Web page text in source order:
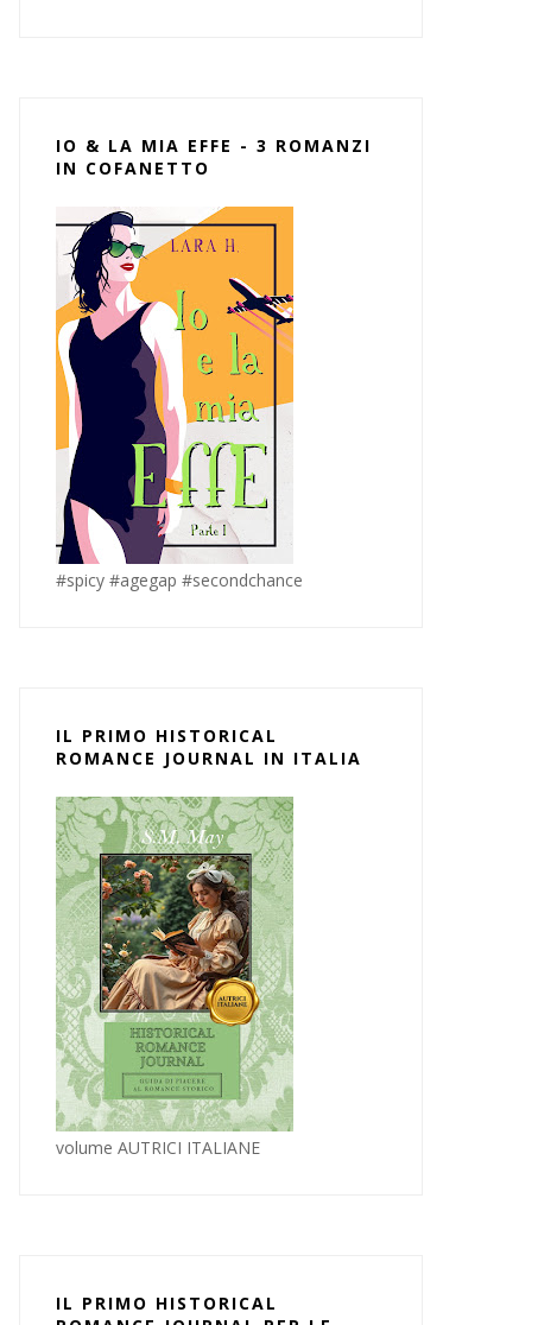
IO & LA MIA EFFE - 3 ROMANZI
IN COFANETTO
#spicy #agegap #secondchance
IL PRIMO HISTORICAL
ROMANCE JOURNAL IN ITALIA
volume AUTRICI ITALIANE
IL PRIMO HISTORICAL